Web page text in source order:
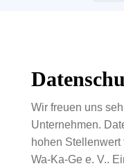
Wir freuen uns
Unternehmen.
hohen
Wa-Ka-Ge e. V..